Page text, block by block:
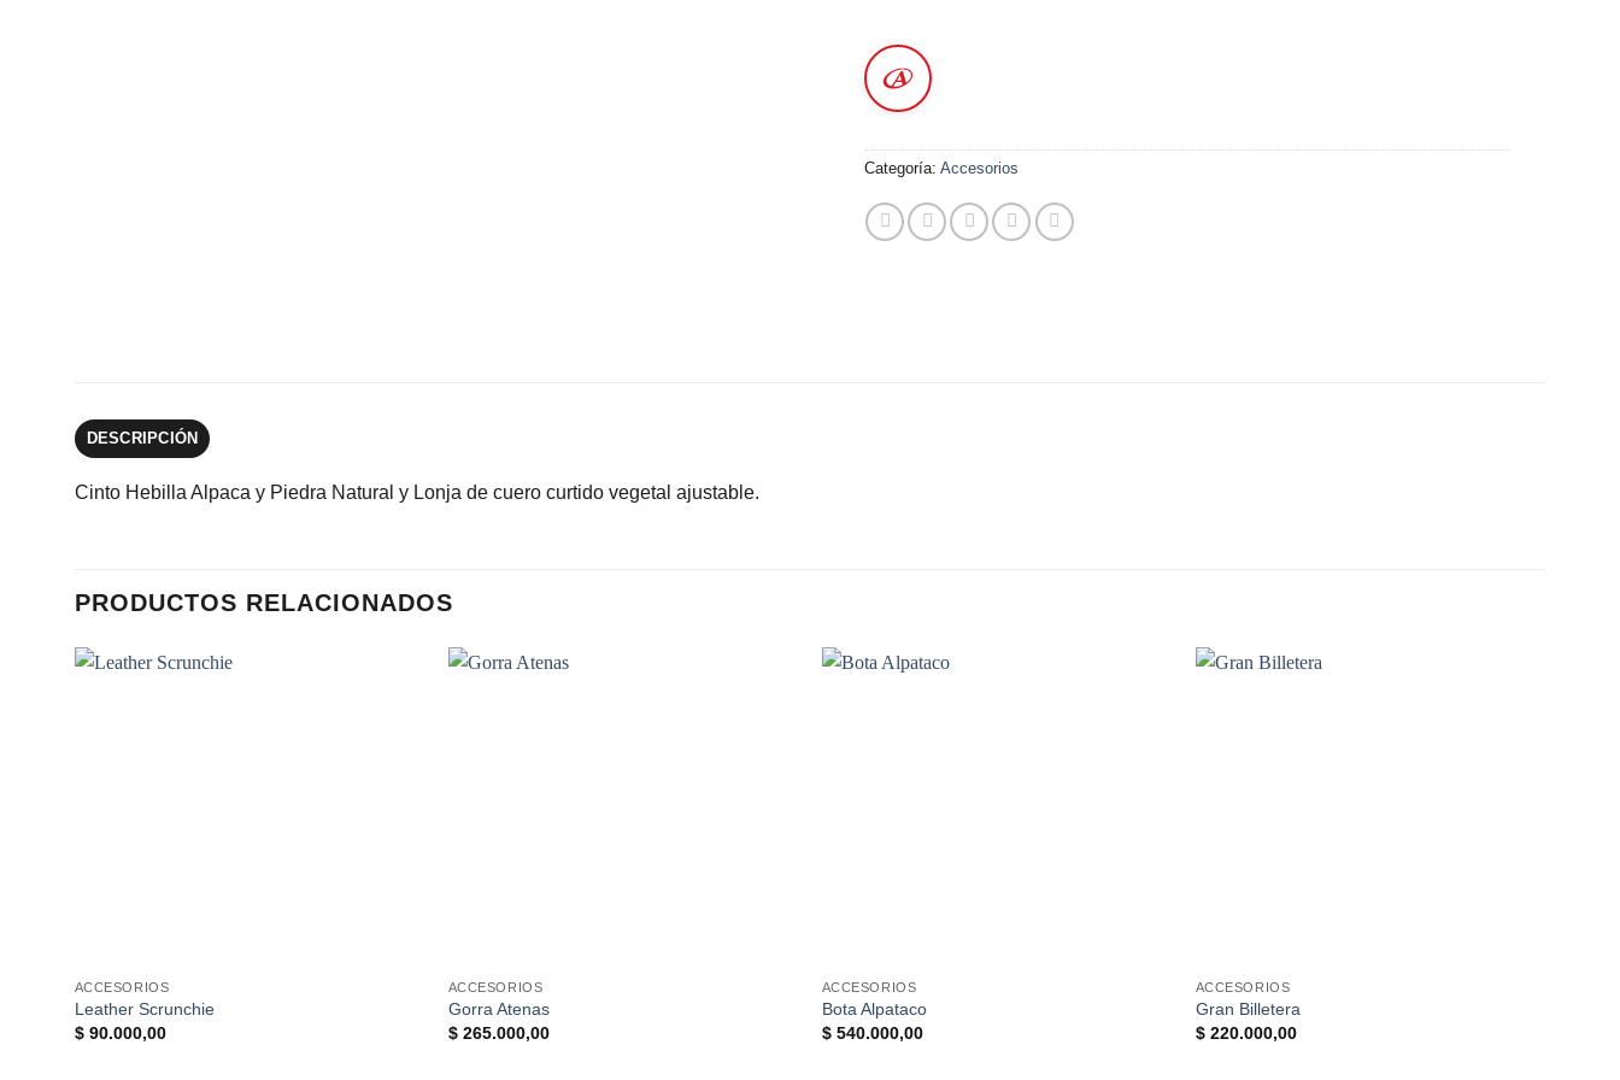
Categoría: Accesorios
DESCRIPCIÓN
Cinto Hebilla Alpaca y Piedra Natural y Lonja de cuero curtido vegetal ajustable.
PRODUCTOS RELACIONADOS
ACCESORIOS
Leather Scrunchie
$90.000,00
ACCESORIOS
Gorra Atenas
$265.000,00
ACCESORIOS
Bota Alpataco
$540.000,00
ACCESORIOS
Gran Billetera
$220.000,00